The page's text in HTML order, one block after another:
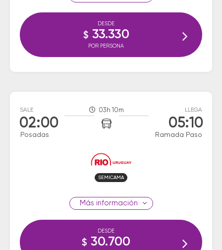
DESDE
$ 33.330
POR PERSONA
SALE
02:00
Posadas
03h 10m LLEGA
05:10
Ramada Paso
SEMICAMA
información
DESDE
$ 30.700